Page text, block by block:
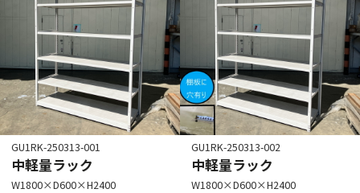
GU1RK-250313-001
中軽量ラック
W1800×D600×H2400
GU1RK-250313-002
中軽量ラック
W1800×D600×H2400